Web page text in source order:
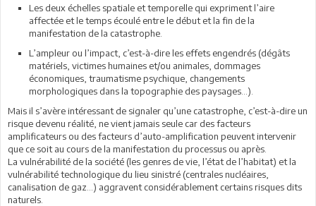
Les deux échelles spatiale et temporelle qui expriment l’aire
affectée et le temps écoulé entre le début et la fin de la
manifestation de la catastrophe.
L’ampleur ou l’impact, c’est-à-dire les effets engendrés (dégâts
matériels, victimes humaines et/ou animales, dommages
économiques, traumatisme psychique, changements
morphologiques dans la topographie des paysages...).
Mais il s’avère intéressant de signaler qu’une catastrophe, c’est-à-dire un
risque devenu réalité, ne vient jamais seule car des facteurs
amplificateurs ou des facteurs d’auto-amplification peuvent intervenir
que ce soit au cours de la manifestation du processus ou après.
La vulnérabilité de la société (les genres de vie, l’état de l’habitat) et la
vulnérabilité technologique du lieu sinistré (centrales nucléaires,
canalisation de gaz…) aggravent considérablement certains risques dits
naturels.